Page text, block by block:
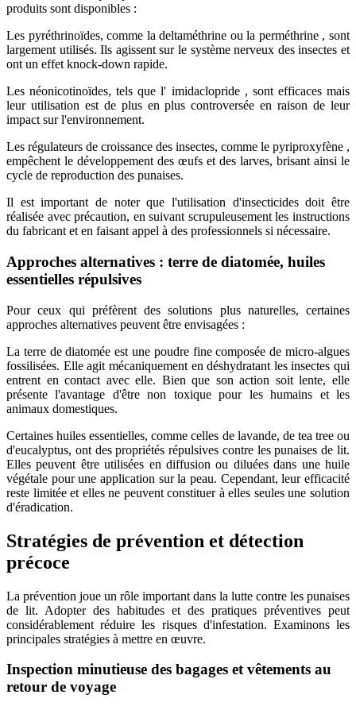
produits sont disponibles :
Les pyréthrinoïdes, comme la deltaméthrine ou la perméthrine , sont
largement utilisés. Ils agissent sur le système nerveux des insectes et
ont un effet knock-down rapide.
Les néonicotinoïdes, tels que l' imidaclopride , sont efficaces mais
leur utilisation est de plus en plus controversée en raison de leur
impact sur l'environnement.
Les régulateurs de croissance des insectes, comme le pyriproxyfène ,
empêchent le développement des œufs et des larves, brisant ainsi le
cycle de reproduction des punaises.
Il est important de noter que l'utilisation d'insecticides doit être
réalisée avec précaution, en suivant scrupuleusement les instructions
du fabricant et en faisant appel à des professionnels si nécessaire.
Approches alternatives : terre de diatomée, huiles
essentielles répulsives
Pour ceux qui préfèrent des solutions plus naturelles, certaines
approches alternatives peuvent être envisagées :
La terre de diatomée est une poudre fine composée de micro-algues
fossilisées. Elle agit mécaniquement en déshydratant les insectes qui
entrent en contact avec elle. Bien que son action soit lente, elle
présente l'avantage d'être non toxique pour les humains et les
animaux domestiques.
Certaines huiles essentielles, comme celles de lavande, de tea tree ou
d'eucalyptus, ont des propriétés répulsives contre les punaises de lit.
Elles peuvent être utilisées en diffusion ou diluées dans une huile
végétale pour une application sur la peau. Cependant, leur efficacité
reste limitée et elles ne peuvent constituer à elles seules une solution
d'éradication.
Stratégies de prévention et détection
précoce
La prévention joue un rôle important dans la lutte contre les punaises
de lit. Adopter des habitudes et des pratiques préventives peut
considérablement réduire les risques d'infestation. Examinons les
principales stratégies à mettre en œuvre.
Inspection minutieuse des bagages et vêtements au
retour de voyage